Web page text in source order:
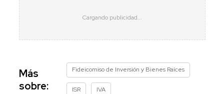
Más
sobre:
Fideicomiso de Inversión y Bienes Raíces
ISR IVA